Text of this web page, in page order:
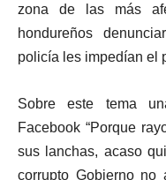
zona de las más
hondureños
policía les impedían el
Sobre este tema
Facebook “Porque
sus lanchas, acaso
corrupto Gobierno no